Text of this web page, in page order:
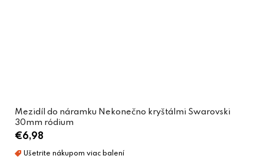
Mezidíl do náramku Nekonečno kryštálmi Swarovski
30mm ródium
€6,98